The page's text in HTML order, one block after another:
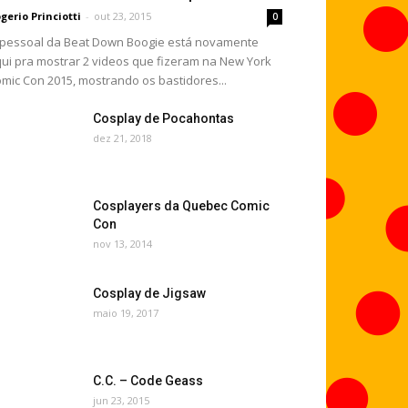
Princiotti - out 23, 2015 0
da Beat Down Boogie está novamente
pra mostrar 2 videos que fizeram na New York
Con 2015, mostrando os bastidores...
Cosplay de Pocahontas
dez 21, 2018
Cosplayers da Quebec Comic
Con
nov 13, 2014
Cosplay de Jigsaw
maio 19, 2017
C.C. – Code Geass
jun 23, 2015